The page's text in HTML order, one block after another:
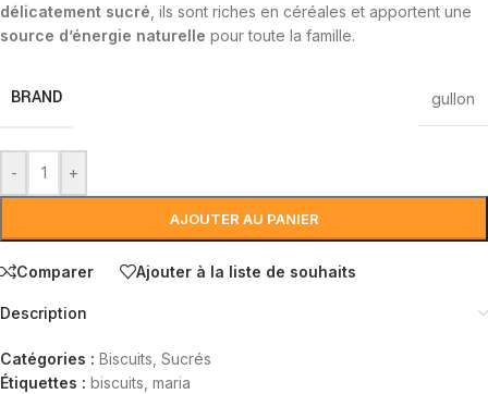
délicatement sucré , ils sont riches en céréales et apportent une
source d’énergie naturelle pour toute la famille.
BRAND gullon
- +
AJOUTER AU PANIER
Comparer Ajouter à la liste de souhaits
Description
Catégories : Biscuits Sucrés
Étiquettes : biscuits maria